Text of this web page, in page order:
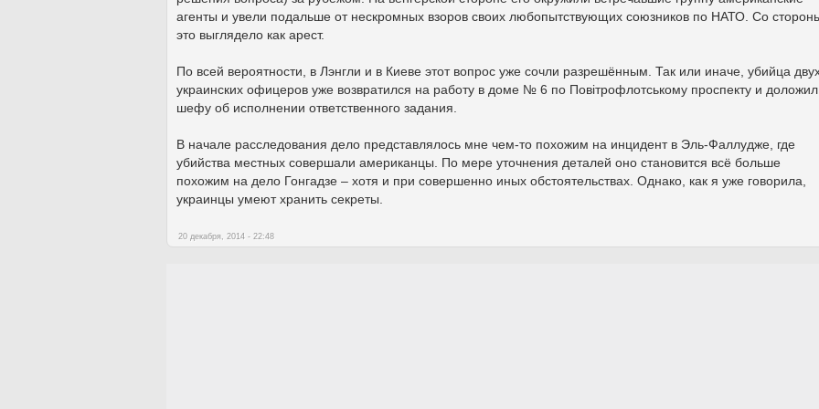
агенты и увели подальше от нескромных взоров своих любопытствующих союзников по НАТО. Со
это выглядело как арест.
По всей вероятности, в Лэнгли и в Киеве этот вопрос уже сочли разрешённым. Так или иначе, убийца
украинских офицеров уже возвратился на работу в доме № 6 по Повітрофлотському проспекту и доложил
шефу об исполнении ответственного задания.
В начале расследования дело представлялось мне чем-то похожим на инцидент в Эль-Фаллудже, где
убийства местных совершали американцы. По мере уточнения деталей оно становится всё больше
похожим на дело Гонгадзе – хотя и при совершенно иных обстоятельствах. Однако, как я уже говорила,
украинцы умеют хранить секреты.
20 декабря, 2014 - 22:48